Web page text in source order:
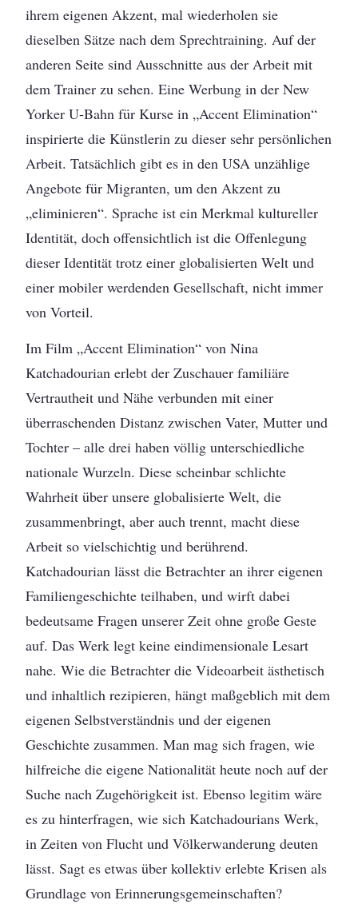
ihrem eigenen Akzent, mal wiederholen sie
dieselben Sätze nach dem Sprechtraining. Auf der
anderen Seite sind Ausschnitte aus der Arbeit mit
dem Trainer zu sehen. Eine Werbung in der New
Yorker U-Bahn für Kurse in „Accent Elimination“
inspirierte die Künstlerin zu dieser sehr persönlichen
Arbeit. Tatsächlich gibt es in den USA unzählige
Angebote für Migranten, um den Akzent zu
„eliminieren“. Sprache ist ein Merkmal kultureller
Identität, doch offensichtlich ist die Offenlegung
dieser Identität trotz einer globalisierten Welt und
einer mobiler werdenden Gesellschaft, nicht immer
von Vorteil.
Im Film „Accent Elimination“ von Nina
Katchadourian erlebt der Zuschauer familiäre
Vertrautheit und Nähe verbunden mit einer
überraschenden Distanz zwischen Vater, Mutter und
Tochter – alle drei haben völlig unterschiedliche
nationale Wurzeln. Diese scheinbar schlichte
Wahrheit über unsere globalisierte Welt, die
zusammenbringt, aber auch trennt, macht diese
Arbeit so vielschichtig und berührend.
Katchadourian lässt die Betrachter an ihrer eigenen
Familiengeschichte teilhaben, und wirft dabei
bedeutsame Fragen unserer Zeit ohne große Geste
auf. Das Werk legt keine eindimensionale Lesart
nahe. Wie die Betrachter die Videoarbeit ästhetisch
und inhaltlich rezipieren, hängt maßgeblich mit dem
eigenen Selbstverständnis und der eigenen
Geschichte zusammen. Man mag sich fragen, wie
hilfreiche die eigene Nationalität heute noch auf der
Suche nach Zugehörigkeit ist. Ebenso legitim wäre
es zu hinterfragen, wie sich Katchadourians Werk,
in Zeiten von Flucht und Völkerwanderung deuten
lässt. Sagt es etwas über kollektiv erlebte Krisen als
Grundlage von Erinnerungsgemeinschaften?